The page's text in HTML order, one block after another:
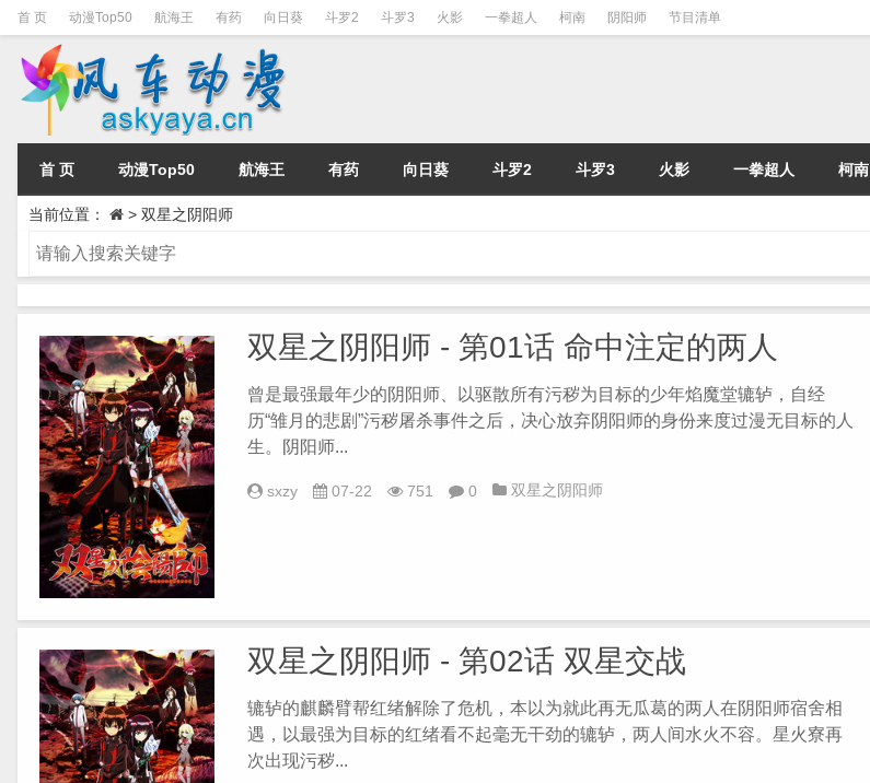
首 页 动漫Top50 航海王 有药 向日葵 斗罗2 斗罗3 火影 一拳超人 柯南 阴阳师 节目清单
首 页 动漫Top50 航海王 有药 向日葵 斗罗2 斗罗3 火影 一拳超人 柯南
当前位置： > 双星之阴阳师
双星之阴阳师 - 第01话 命中注定的两人
曾是最强最年少的阴阳师、以驱散所有污秽为目标的少年焰魔堂辘轳，自经
历“雏月的悲剧”污秽屠杀事件之后，决心放弃阴阳师的身份来度过漫无目标的人
生。阴阳师...
sxzy 07-22 751 0 双星之阴阳师
双星之阴阳师 - 第02话 双星交战
辘轳的麒麟臂帮红绪解除了危机，本以为就此再无瓜葛的两人在阴阳师宿舍相
遇，以最强为目标的红绪看不起毫无干劲的辘轳，两人间水火不容。星火寮再
次出现污秽...